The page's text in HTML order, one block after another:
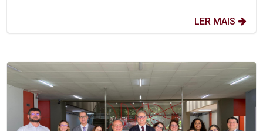
LER MAIS